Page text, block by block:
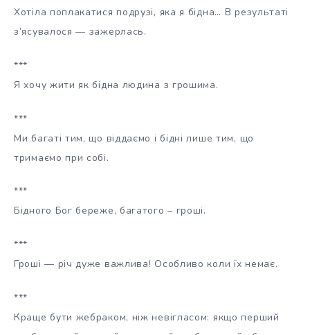
Хотіла поплакатися подрузі, яка я бідна… В результаті
з’ясувалося — зажерлась.
***
Я хочу жити як бідна людина з грошима.
***
Ми багаті тим, що віддаємо і бідні лише тим, що
тримаємо при собі.
***
Бідного Бог береже, багатого – гроші.
***
Гроші — річ дуже важлива! Особливо коли їх немає.
***
Краще бути жебраком, ніж невігласом: якщо перший